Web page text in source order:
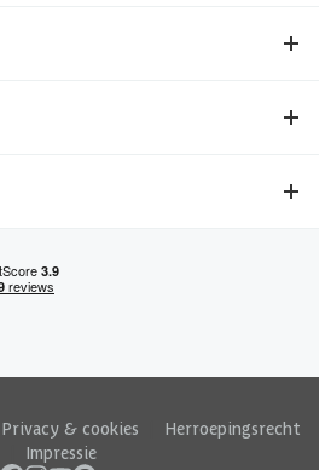
Privacy & cookies
Herroepingsrecht
Impressie